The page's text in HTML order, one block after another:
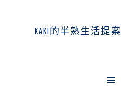
KAKI的半熟生活提案